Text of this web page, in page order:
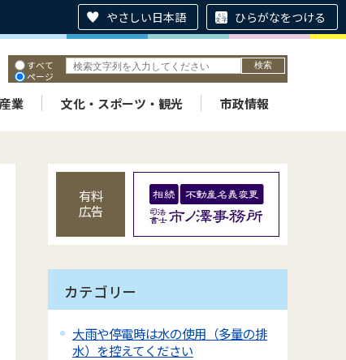
やさしい日本語 ひらがなをつける
すべて
ページ
業 文化・スポーツ・観光 市政情報
有料
広告
カテゴリー
大雨や停電時は水の使用（多量の排
水）を控えてください